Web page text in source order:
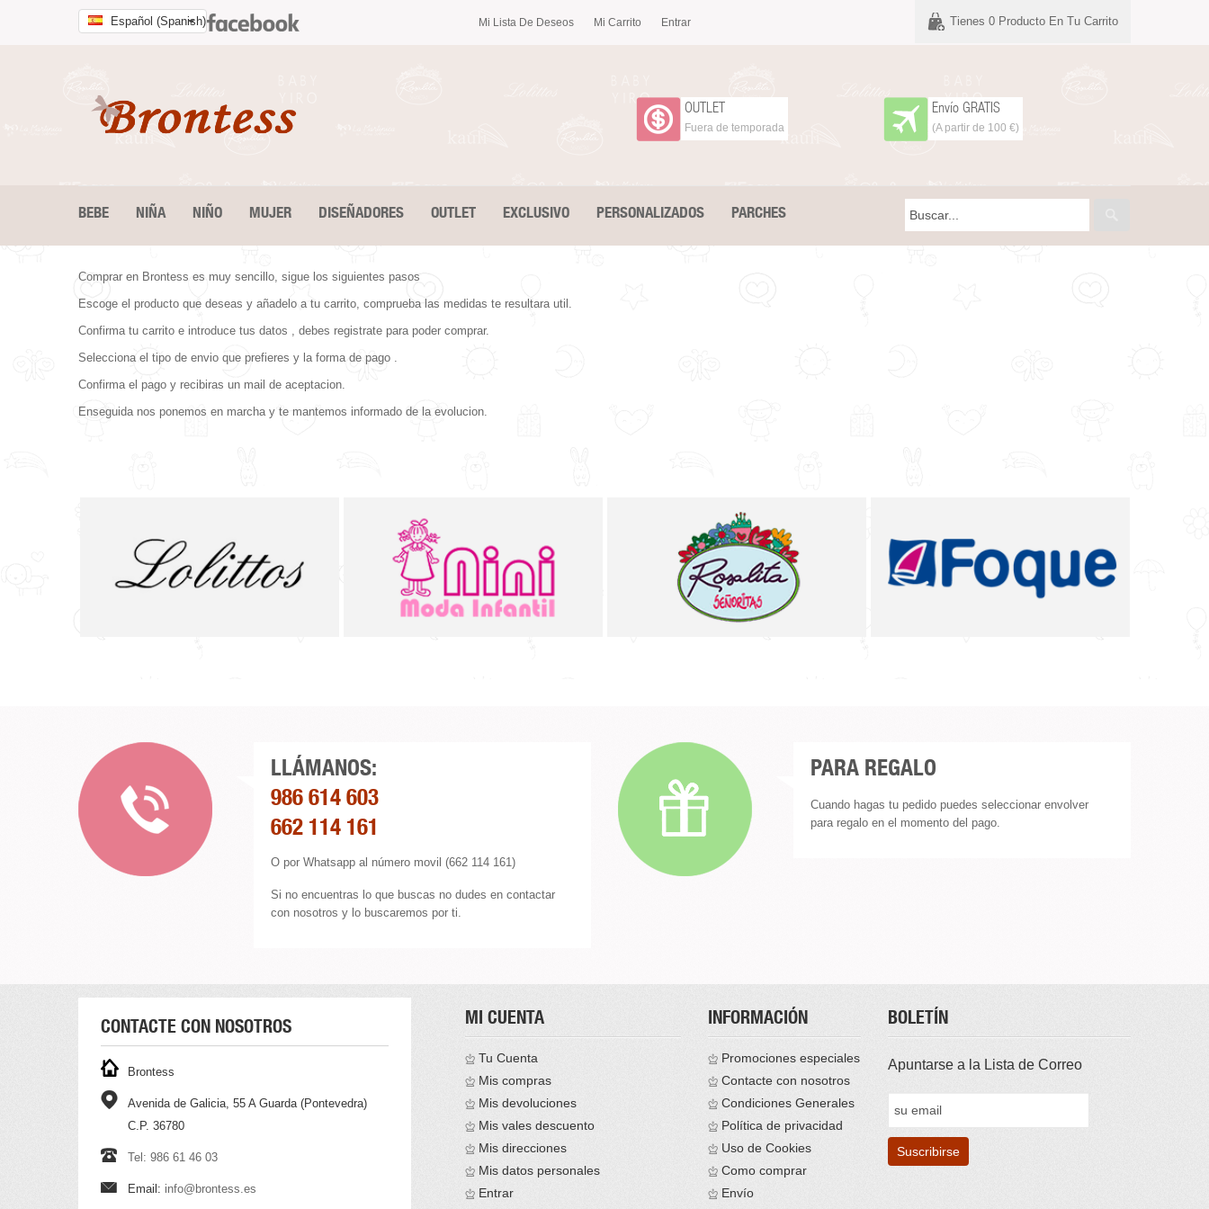
Mi Lista De Deseos Mi Carrito Entrar Tienes 0 Producto En Tu Carrito
Español (Spanish)
Envío GRATIS
(A partir de 100 €)
OUTLET
Fuera de temporada
BEBE NIÑA NIÑO MUJER DISEÑADORES OUTLET EXCLUSIVO PERSONALIZADOS PARCHES
Comprar en Brontess es muy sencillo, sigue los siguientes pasos
Escoge el producto que deseas y añadelo a tu carrito, comprueba las medidas te resultara util.
Confirma tu carrito e introduce tus datos , debes registrate para poder comprar.
Selecciona el tipo de envio que prefieres y la forma de pago .
Confirma el pago y recibiras un mail de aceptacion.
Enseguida nos ponemos en marcha y te mantemos informado de la evolucion.
LLÁMANOS:
986 614 603
662 114 161
O por Whatsapp al número movil (662 114 161)
Si no encuentras lo que buscas no dudes en contactar
con nosotros y lo buscaremos por ti.
PARA REGALO
Cuando hagas tu pedido puedes seleccionar envolver
para regalo en el momento del pago.
CONTACTE CON NOSOTROS
Brontess
Avenida de Galicia, 55 A Guarda (Pontevedra)
C.P. 36780
Tel: 986 61 46 03
Email: info@brontess.es
MI CUENTA
Tu Cuenta
Mis compras
Mis devoluciones
Mis vales descuento
Mis direcciones
Mis datos personales
Entrar
INFORMACIÓN
Promociones especiales
Contacte con nosotros
Condiciones Generales
Política de privacidad
Uso de Cookies
Como comprar
Envío
BOLETÍN
Apuntarse a la Lista de Correo